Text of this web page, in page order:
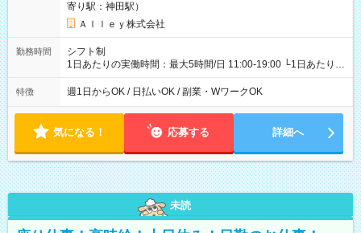
寄り駅：神田駅）
Ａｌｌｅｙ株式会社
勤務時間
シフト制
1日あたりの実働時間：最大5時間/日 11:00-19:00 └1日あたりの
実働時間：1-5時間 └上記の時間帯内であれば、いつでも勤務可
能！ └平日・土曜日の中で、お好きな曜日でご勤務いただけま
18:00 などのように、自由な働き方が可能なお仕事です！
特徴 週1日からOK / 日払いOK / 副業・WワークOK
気になる！ 応募する 詳細へ
未読